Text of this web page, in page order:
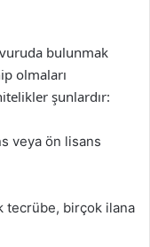
bulunmak
olmaları
şunlardır:
veya ön lisans
tecrübe, birçok ilana